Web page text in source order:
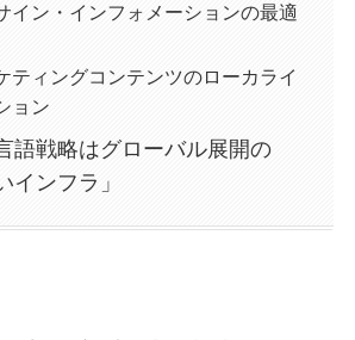
イン・インフォメーションの最適
ティングコンテンツのローカライ
ョン
語戦略はグローバル展開の
インフラ」